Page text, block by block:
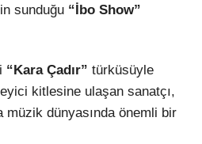
sunduğu “İbo Show”
“Kara Çadır” türküsüyle
kitlesine ulaşan sanatçı,
müzik dünyasında önemli bir